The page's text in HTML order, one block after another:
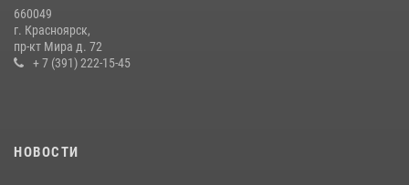
празднования 70-летия города
21 июля 2026, 01:41
660049
г. Красноярск,
пр-кт Мира д. 72
+ 7 (391) 222-15-45
НОВОСТИ